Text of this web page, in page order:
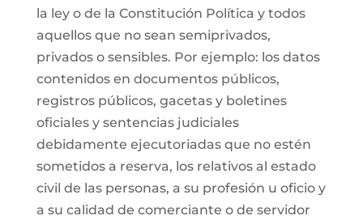
la ley o de la Constitución Política y todos
aquellos que no sean semiprivados,
privados o sensibles. Por ejemplo: los datos
contenidos en documentos públicos,
registros públicos, gacetas y boletines
oficiales y sentencias judiciales
debidamente ejecutoriadas que no estén
sometidos a reserva, los relativos al estado
civil de las personas, a su profesión u oficio y
a su calidad de comerciante o de servidor